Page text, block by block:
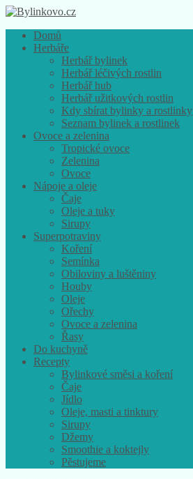
Domů
Herbáře
Herbář bylinek
Herbář léčivých rostlin
Herbář hub
Herbář užitkových rostlin
Kdy sbírat bylinky a rostlinky
Seznam bylinek a rostlinek
Ovoce a zelenina
Tropické ovoce
Zelenina
Ovoce
Nápoje a oleje
Čaje
Oleje a tuky
Sirupy
Superpotraviny
Koření
Semínka
Obiloviny a luštěniny
Houby
Oleje
Ořechy
Ovoce a zelenina
Řasy
Do kuchyně
Recepty
Bylinkové směsi a koření
Čaje
Jídlo
Oleje, masti a tinktury
Sirupy
Džemy
Smoothie a koktejly
Pěstujeme